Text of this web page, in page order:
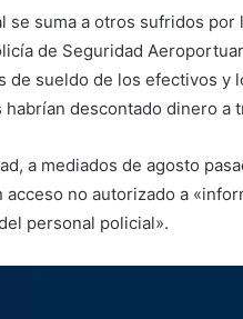
se suma a otros sufridos
de Seguridad
de sueldo de los efectivos
habrían descontado dinero a
a mediados de agosto
no autorizado a
personal policial».